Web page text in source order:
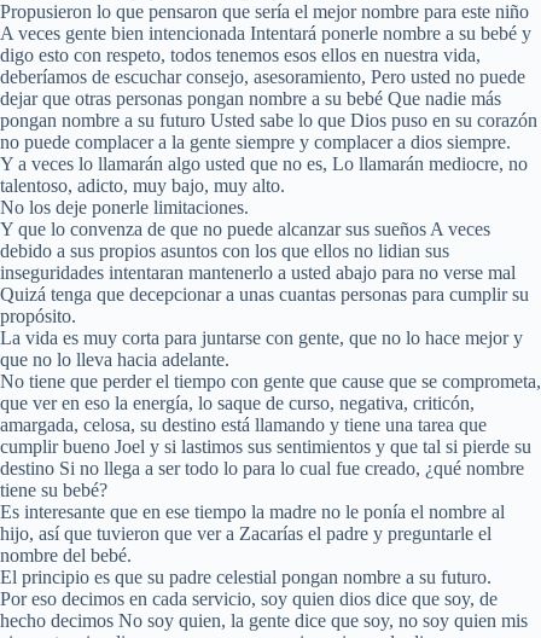
Propusieron lo que pensaron que sería el mejor nombre para este niño
A veces gente bien intencionada Intentará ponerle nombre a su bebé y
digo esto con respeto, todos tenemos esos ellos en nuestra vida,
deberíamos de escuchar consejo, asesoramiento, Pero usted no puede
dejar que otras personas pongan nombre a su bebé Que nadie más
pongan nombre a su futuro Usted sabe lo que Dios puso en su corazón
no puede complacer a la gente siempre y complacer a dios siempre.
Y a veces lo llamarán algo usted que no es, Lo llamarán mediocre, no
talentoso, adicto, muy bajo, muy alto.
No los deje ponerle limitaciones.
Y que lo convenza de que no puede alcanzar sus sueños A veces
debido a sus propios asuntos con los que ellos no lidian sus
inseguridades intentaran mantenerlo a usted abajo para no verse mal
Quizá tenga que decepcionar a unas cuantas personas para cumplir su
propósito.
La vida es muy corta para juntarse con gente, que no lo hace mejor y
que no lo lleva hacia adelante.
No tiene que perder el tiempo con gente que cause que se comprometa,
que ver en eso la energía, lo saque de curso, negativa, criticón,
amargada, celosa, su destino está llamando y tiene una tarea que
cumplir bueno Joel y si lastimos sus sentimientos y que tal si pierde su
destino Si no llega a ser todo lo para lo cual fue creado, ¿qué nombre
tiene su bebé?
Es interesante que en ese tiempo la madre no le ponía el nombre al
hijo, así que tuvieron que ver a Zacarías el padre y preguntarle el
nombre del bebé.
El principio es que su padre celestial pongan nombre a su futuro.
Por eso decimos en cada servicio, soy quien dios dice que soy, de
hecho decimos No soy quien, la gente dice que soy, no soy quien mis